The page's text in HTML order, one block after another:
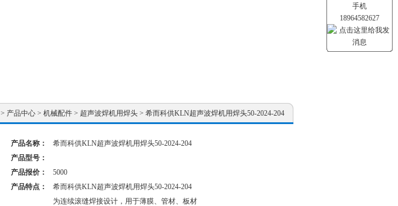
> 产品中心 > 机械配件 > 超声波焊机用焊头 > 希而科供KLN超声波焊机用焊头50-2024-204
产品名称：
希而科供KLN超声波焊机用焊头50-2024-204
产品型号：
产品报价：
5000
产品特点：
希而科供KLN超声波焊机用焊头50-2024-204
为连续滚缝焊接设计，用于薄膜、管材、板材
手机
18964582627